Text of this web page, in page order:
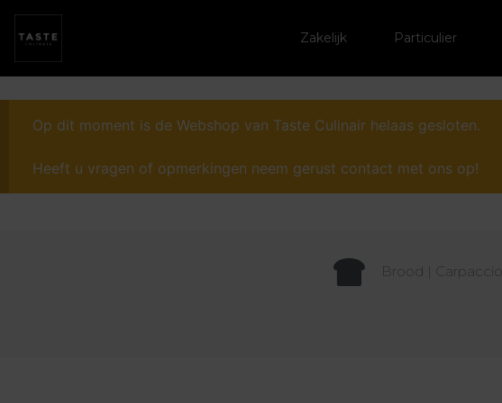
Zakelijk Particulier
Op dit moment is de Webshop van Taste Culinair helaas gesloten.
Heeft u vragen of opmerkingen neem gerust contact met ons op!
Brood | Carpaccio